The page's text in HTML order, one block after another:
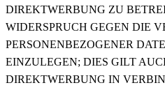
DIREKTWERBUNG ZU
WIDERSPRUCH GEGEN DIE
PERSONENBEZOGENER
EINZULEGEN; DIES GILT
DIREKTWERBUNG IN